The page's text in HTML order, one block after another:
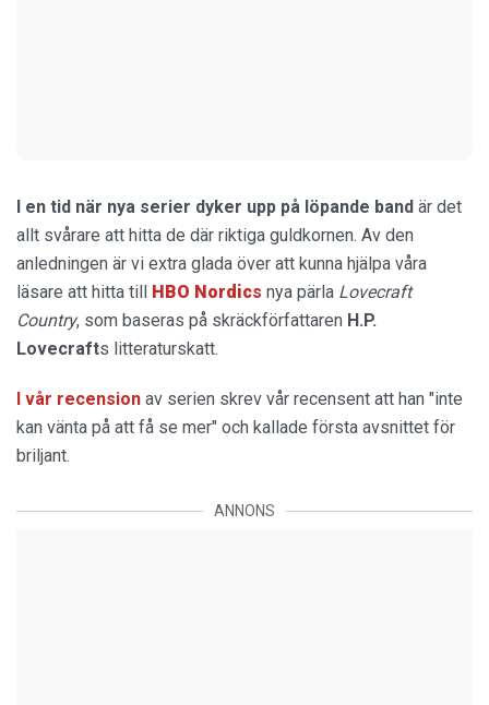
I en tid när nya serier dyker upp på löpande band är det
allt svårare att hitta de där riktiga guldkornen. Av den
anledningen är vi extra glada över att kunna hjälpa våra
läsare att hitta till HBO Nordics nya pärla Lovecraft
Country, som baseras på skräckförfattaren H.P.
Lovecrafts litteraturskatt.
I vår recension av serien skrev vår recensent att han "inte
kan vänta på att få se mer" och kallade första avsnittet för
briljant.
ANNONS